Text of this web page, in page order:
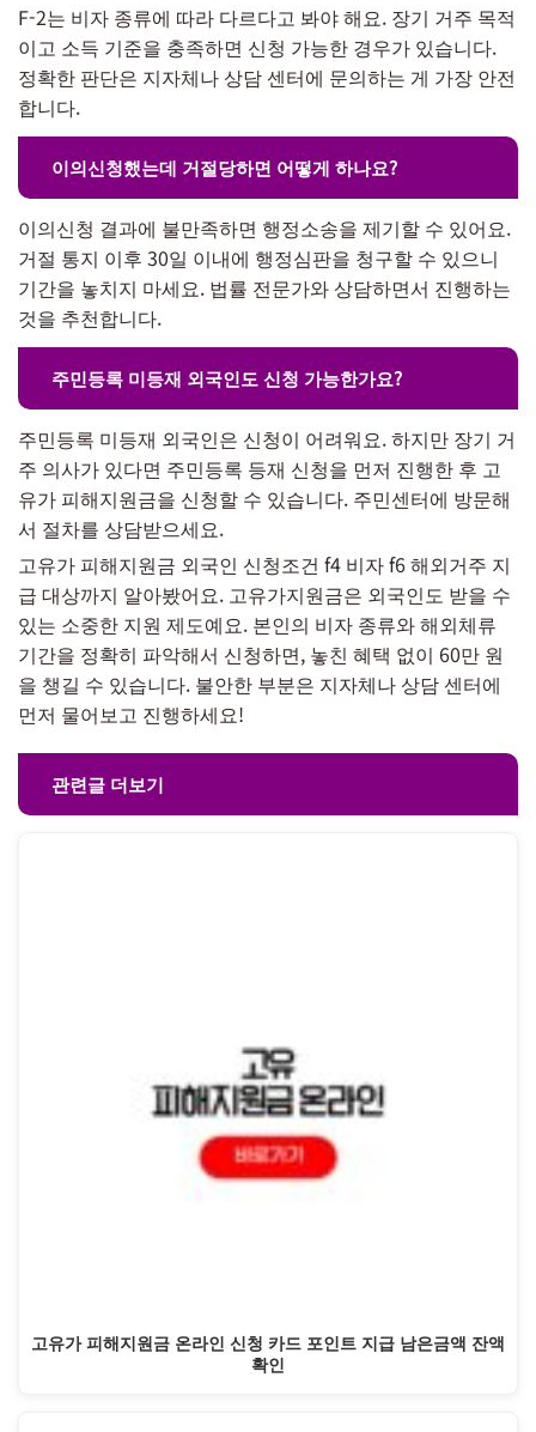
F-2는 비자 종류에 따라 다르다고 봐야 해요. 장기 거주 목적
이고 소득 기준을 충족하면 신청 가능한 경우가 있습니다.
정확한 판단은 지자체나 상담 센터에 문의하는 게 가장 안전
합니다.
이의신청했는데 거절당하면 어떻게 하나요?
이의신청 결과에 불만족하면 행정소송을 제기할 수 있어요.
거절 통지 이후 30일 이내에 행정심판을 청구할 수 있으니
기간을 놓치지 마세요. 법률 전문가와 상담하면서 진행하는
것을 추천합니다.
주민등록 미등재 외국인도 신청 가능한가요?
주민등록 미등재 외국인은 신청이 어려워요. 하지만 장기 거
주 의사가 있다면 주민등록 등재 신청을 먼저 진행한 후 고
유가 피해지원금을 신청할 수 있습니다. 주민센터에 방문해
서 절차를 상담받으세요.
고유가 피해지원금 외국인 신청조건 f4 비자 f6 해외거주 지
급 대상까지 알아봤어요. 고유가지원금은 외국인도 받을 수
있는 소중한 지원 제도예요. 본인의 비자 종류와 해외체류
기간을 정확히 파악해서 신청하면, 놓친 혜택 없이 60만 원
을 챙길 수 있습니다. 불안한 부분은 지자체나 상담 센터에
먼저 물어보고 진행하세요!
관련글 더보기
고유가 피해지원금 온라인 신청 카드 포인트 지급 남은금액 잔액
확인